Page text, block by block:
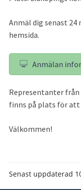
Anmäl dig senast 24
hemsida.
Anmälan
Representanter från
finns på plats för att
Välkommen!
Senast uppdaterad